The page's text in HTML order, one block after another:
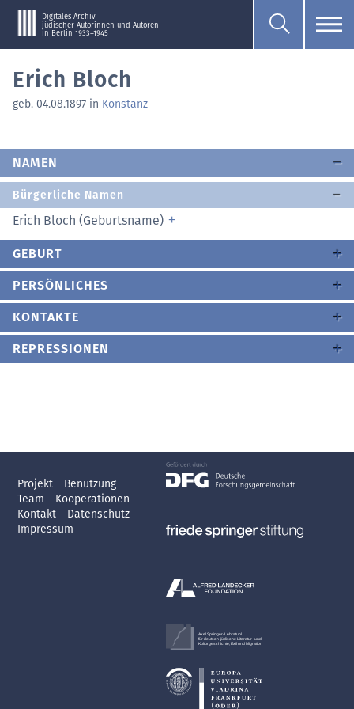
Digitales Archiv
jüdischer Autorinnen und Autoren
in Berlin 1933–1945
Erich Bloch
geb. 04.08.1897 in Konstanz
NAMEN
Bürgerliche Namen
Erich Bloch (Geburtsname)
GEBURT
PERSÖNLICHES
KONTAKTE
REPRESSIONEN
Projekt
Benutzung
Team
Kooperationen
Kontakt
Datenschutz
Impressum
Axel Springer-Lehrstuhl
für deutsch-jüdische Literatur- und
Kulturgeschichte, Exil und Migration